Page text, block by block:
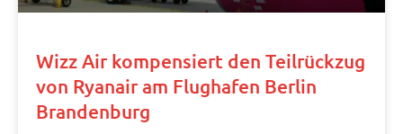
Wizz Air kompensiert den Teilrückzug
von Ryanair am Flughafen Berlin
Brandenburg